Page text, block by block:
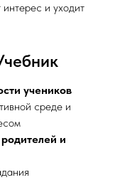
интерес и уходит
учеников
среде и
и